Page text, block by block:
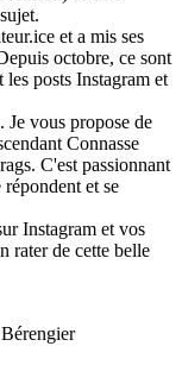
et a mis ses
octobre, ce sont
posts Instagram et
Je vous propose de
Connasse
C'est passionnant
et se
Instagram et vos
rater de cette belle